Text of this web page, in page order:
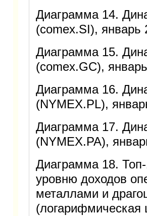
Диаграмма 14.
(comex.SI),
Диаграмма 15.
(comex.GC),
Диаграмма 16.
(NYMEX.PL),
Диаграмма 17.
(NYMEX.PA),
Диаграмма 18. Топ-
уровню доходов
металлами и
(логарифмическая